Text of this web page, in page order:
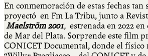
En conmemoración de estas fechas tan
proyectó en Fm La Tribu, junto a
Maelström 2001, estrenada en 2022
de Mar del Plata. Sorprende este film
CONICET Documental, donde el físico